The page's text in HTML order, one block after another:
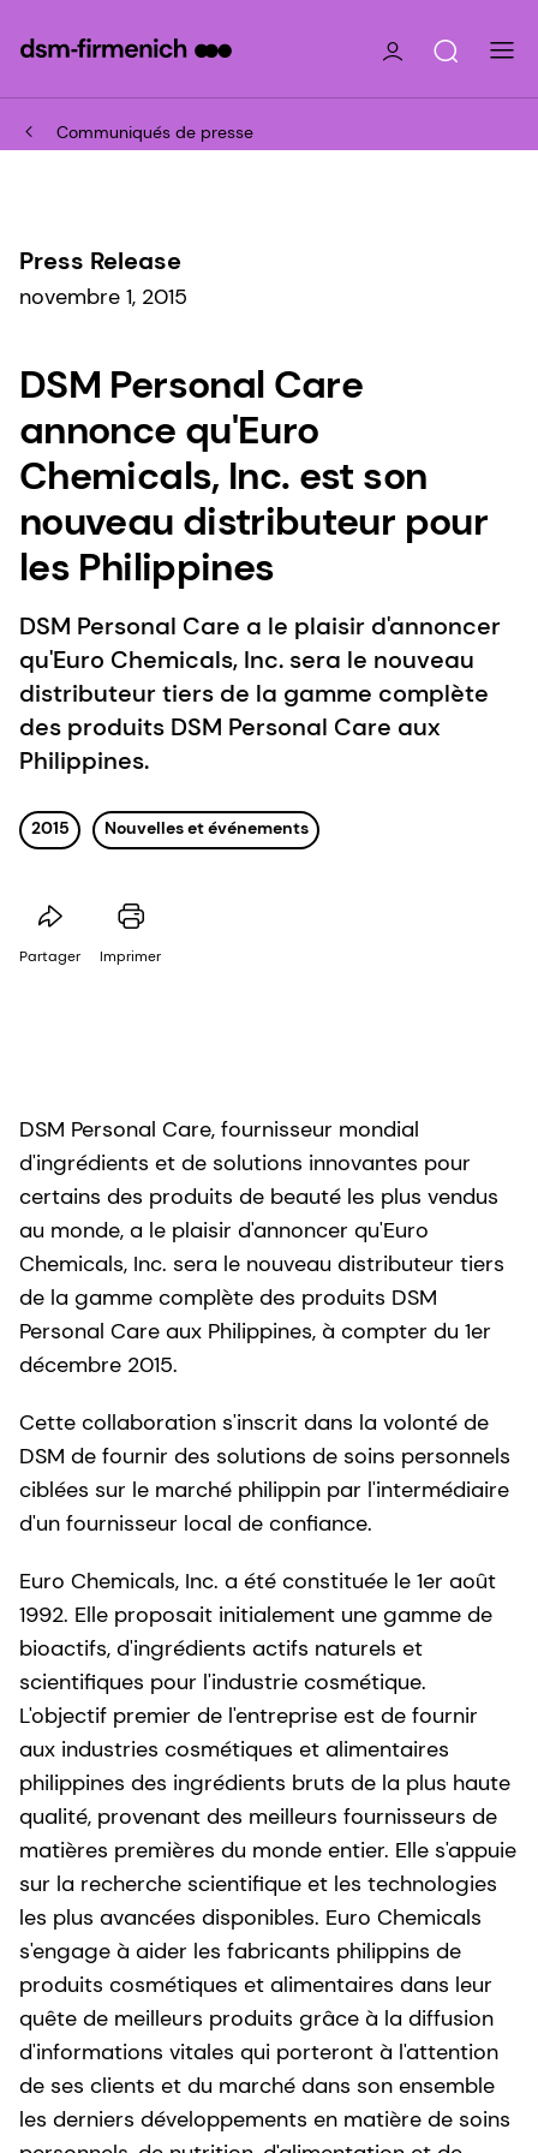
Communiqués de presse
Press Release
novembre 1, 2015
DSM Personal Care
annonce qu'Euro
Chemicals, Inc. est son
nouveau distributeur pour
les Philippines
DSM Personal Care a le plaisir d'annoncer
qu'Euro Chemicals, Inc. sera le nouveau
distributeur tiers de la gamme complète
des produits DSM Personal Care aux
Philippines.
2015 Nouvelles et événements
Partager Imprimer
DSM Personal Care, fournisseur mondial
d'ingrédients et de solutions innovantes pour
certains des produits de beauté les plus vendus
au monde, a le plaisir d'annoncer qu'Euro
Chemicals, Inc. sera le nouveau distributeur tiers
de la gamme complète des produits DSM
Personal Care aux Philippines, à compter du 1er
décembre 2015.
Cette collaboration s'inscrit dans la volonté de
DSM de fournir des solutions de soins personnels
ciblées sur le marché philippin par l'intermédiaire
d'un fournisseur local de confiance.
Euro Chemicals, Inc. a été constituée le 1er août
1992. Elle proposait initialement une gamme de
bioactifs, d'ingrédients actifs naturels et
scientifiques pour l'industrie cosmétique.
L'objectif premier de l'entreprise est de fournir
aux industries cosmétiques et alimentaires
philippines des ingrédients bruts de la plus haute
qualité, provenant des meilleurs fournisseurs de
matières premières du monde entier. Elle s'appuie
sur la recherche scientifique et les technologies
les plus avancées disponibles. Euro Chemicals
s'engage à aider les fabricants philippins de
produits cosmétiques et alimentaires dans leur
quête de meilleurs produits grâce à la diffusion
d'informations vitales qui porteront à l'attention
de ses clients et du marché dans son ensemble
les derniers développements en matière de soins